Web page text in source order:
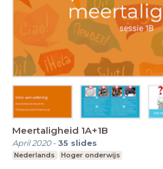
Meertaligheid 1A+1B
April 2020-35 slides
Nederlands Hoger onderwijs